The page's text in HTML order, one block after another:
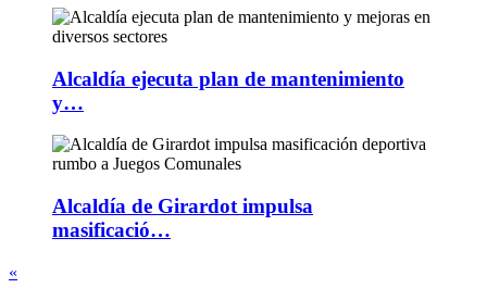
Alcaldía ejecuta plan de mantenimiento
y…
Alcaldía de Girardot impulsa
masificació…
«